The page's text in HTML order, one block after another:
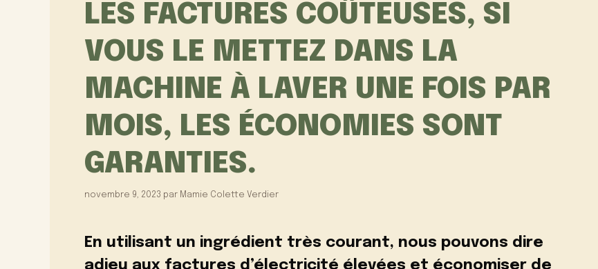
LES FACTURES COÛTEUSES, SI
VOUS LE METTEZ DANS LA
MACHINE À LAVER UNE FOIS PAR
MOIS, LES ÉCONOMIES SONT
GARANTIES.
novembre 9, 2023 par Mamie Colette Verdier
En utilisant un ingrédient très courant, nous pouvons dire
adieu aux factures d’électricité élevées et économiser de